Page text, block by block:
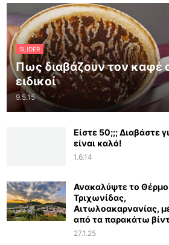
SLIDER
Πως διαβάζουν τον καφέ
ειδικοί
9.5.15
Είστε 50;;; Διαβάστε
είναι καλό!
1.6.14
Ανακαλύψτε το Θέρμο
Τριχωνίδας,
Αιτωλοακαρνανίας,
από τα παρακάτω
27.1.25